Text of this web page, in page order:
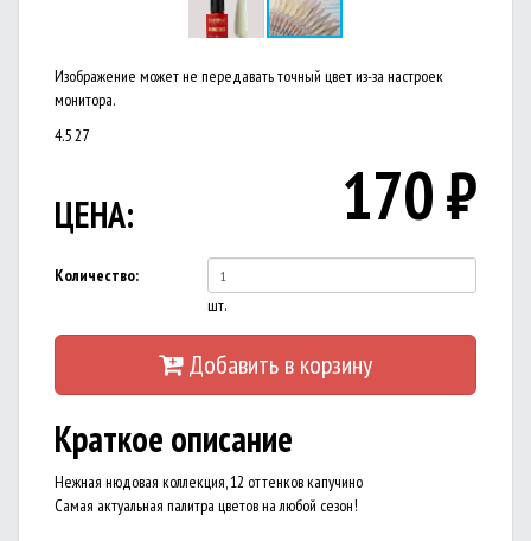
Изображение может не передавать точный цвет из-за настроек
монитора.
4.527
ЦЕНА: 170₽
Количество:
шт.
Добавить в корзину
Краткое описание
Нежная нюдовая коллекция, 12 оттенков капучино
Самая актуальная палитра цветов на любой сезон!